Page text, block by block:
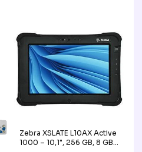
Zebra XSLATE L10AX Active
1000 – 10,1", 256 GB, 8 GB